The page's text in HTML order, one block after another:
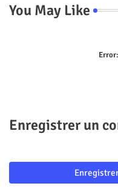
You May Like
Error:
Enregistrer un